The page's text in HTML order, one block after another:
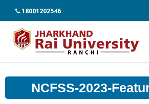
18001202546
NCFSS-2023-